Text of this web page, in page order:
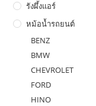
รังผึ้งแอร์
หม้อน้ำรถยนต์
BENZ
BMW
CHEVROLET
FORD
HINO